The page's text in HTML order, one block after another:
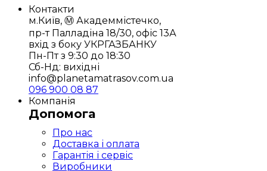
Контакти
м.Київ, Ⓜ️ Академмістечко,
пр-т Палладіна 18/30, офіс 13А
вхід з боку УКРГАЗБАНКУ
Пн-Пт з 9:30 до 18:30
Сб-Нд: вихідні
info@planetamatrasov.com.ua
096 900 08 87
Компанія
Допомога
Про нас
Доставка і оплата
Гарантія і сервіс
Виробники